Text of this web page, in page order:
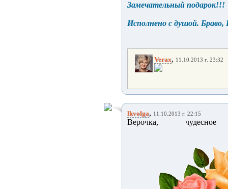
Замечательный подарок!!!
Исполнено с душой.
Verax, 11.10.2013 г. 23:32
lkvolga, 11.10.2013 г. 22:15
Верочка,